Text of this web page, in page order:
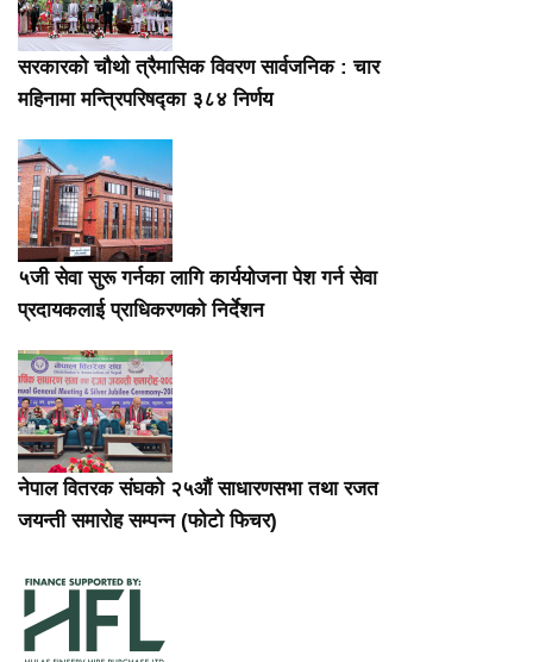
सरकारको चौथो त्रैमासिक विवरण सार्वजनिक : चार
महिनामा मन्त्रिपरिषद्का ३८४ निर्णय
५जी सेवा सुरू गर्नका लागि कार्ययोजना पेश गर्न सेवा
प्रदायकलाई प्राधिकरणको निर्देशन
नेपाल वितरक संघको २५औं साधारणसभा तथा रजत
जयन्ती समारोह सम्पन्न (फोटो फिचर)